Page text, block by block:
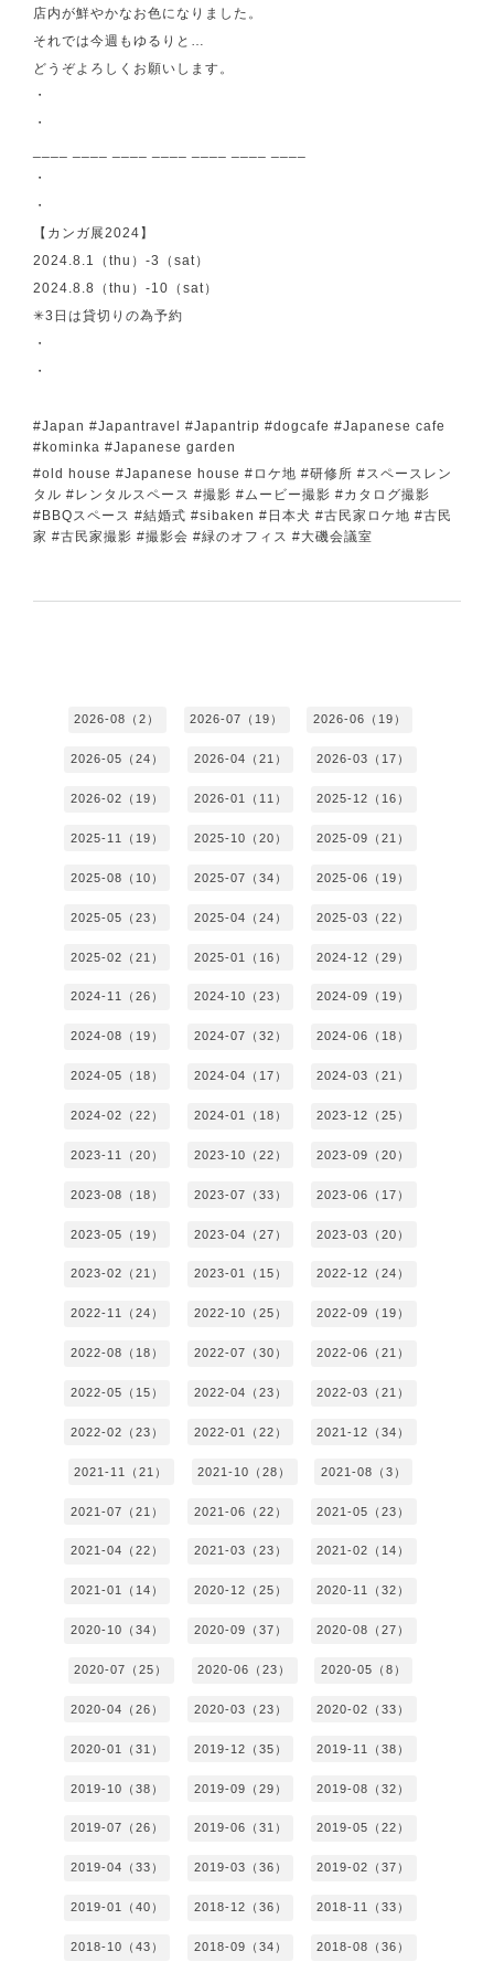
店内が鮮やかなお色になりました。
それでは今週もゆるりと…
どうぞよろしくお願いします。
・
・
・
・
【カンガ展2024】
2024.8.1（thu）-3（sat）
2024.8.8（thu）-10（sat）
✳︎3日は貸切りの為予約
・
・
#Japan #Japantravel #Japantrip #dogcafe #Japanese cafe
#kominka #Japanese garden
#old house #Japanese house #ロケ地 #研修所 #スペースレン
タル #レンタルスペース #撮影 #ムービー撮影 #カタログ撮影
#BBQスペース #結婚式 #sibaken #日本犬 #古民家ロケ地 #古民
家 #古民家撮影 #撮影会 #緑のオフィス #大磯会議室
2026-08（2） 2026-07（19） 2026-06（19）
2026-05（24） 2026-04（21） 2026-03（17）
2026-02（19） 2026-01（11） 2025-12（16）
2025-11（19） 2025-10（20） 2025-09（21）
2025-08（10） 2025-07（34） 2025-06（19）
2025-05（23） 2025-04（24） 2025-03（22）
2025-02（21） 2025-01（16） 2024-12（29）
2024-11（26） 2024-10（23） 2024-09（19）
2024-08（19） 2024-07（32） 2024-06（18）
2024-05（18） 2024-04（17） 2024-03（21）
2024-02（22） 2024-01（18） 2023-12（25）
2023-11（20） 2023-10（22） 2023-09（20）
2023-08（18） 2023-07（33） 2023-06（17）
2023-05（19） 2023-04（27） 2023-03（20）
2023-02（21） 2023-01（15） 2022-12（24）
2022-11（24） 2022-10（25） 2022-09（19）
2022-08（18） 2022-07（30） 2022-06（21）
2022-05（15） 2022-04（23） 2022-03（21）
2022-02（23） 2022-01（22） 2021-12（34）
2021-11（21） 2021-10（28） 2021-08（3）
2021-07（21） 2021-06（22） 2021-05（23）
2021-04（22） 2021-03（23） 2021-02（14）
2021-01（14） 2020-12（25） 2020-11（32）
2020-10（34） 2020-09（37） 2020-08（27）
2020-07（25） 2020-06（23） 2020-05（8）
2020-04（26） 2020-03（23） 2020-02（33）
2020-01（31） 2019-12（35） 2019-11（38）
2019-10（38） 2019-09（29） 2019-08（32）
2019-07（26） 2019-06（31） 2019-05（22）
2019-04（33） 2019-03（36） 2019-02（37）
2019-01（40） 2018-12（36） 2018-11（33）
2018-10（43） 2018-09（34） 2018-08（36）